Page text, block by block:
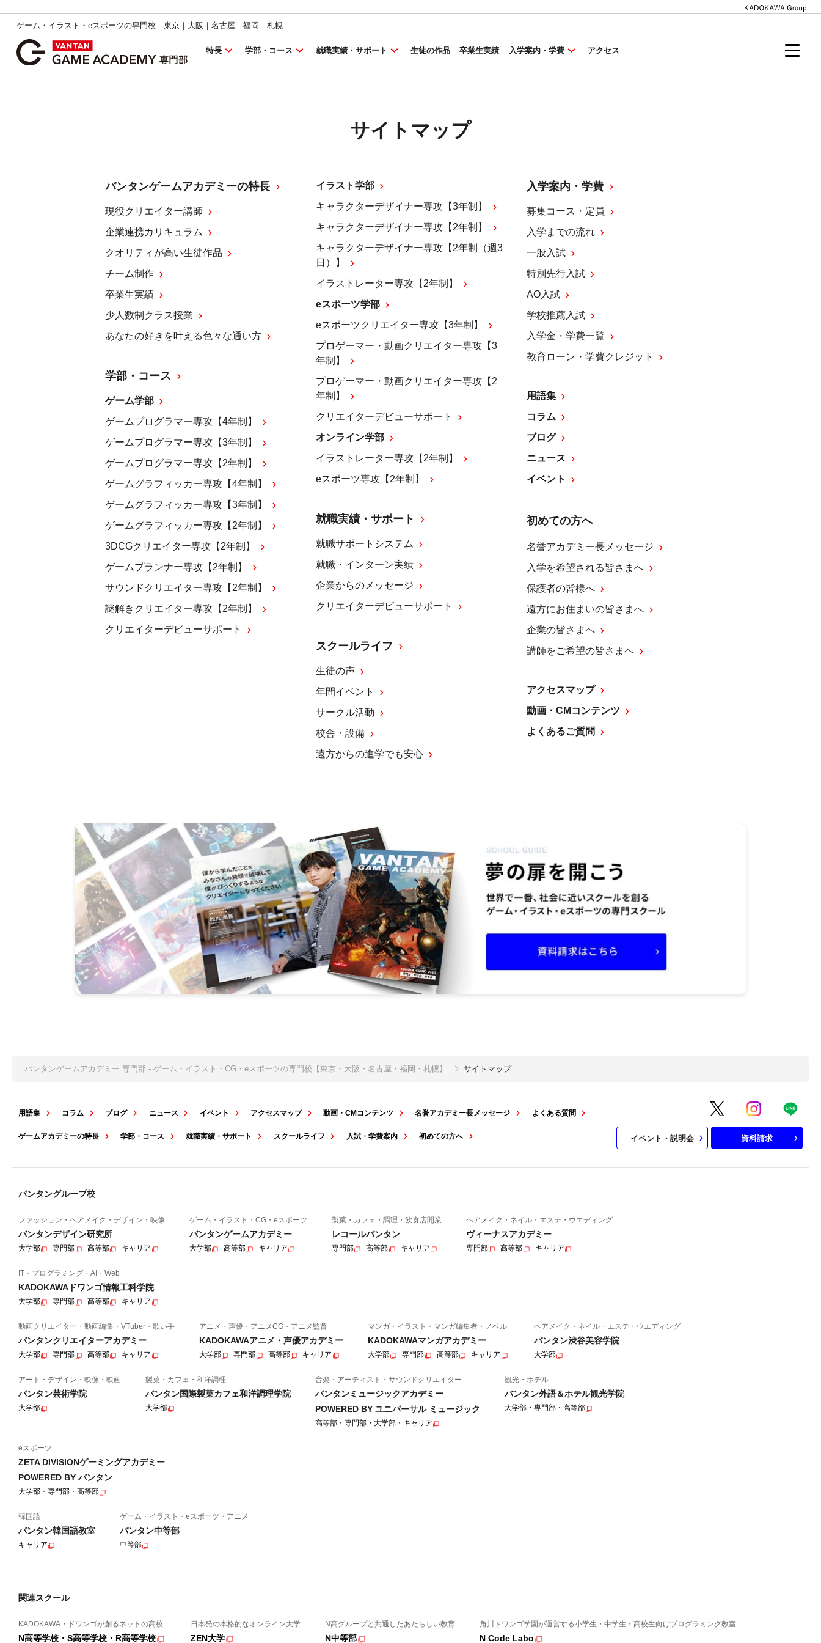
ゲーム・イラスト・eスポーツの専門校 東京｜大阪｜名古屋｜福岡｜札幌
特長 学部・コース 就職実績・サポート 生徒の作品 卒業生実績 入学案内・学費 アクセス
サイトマップ
バンタンゲームアカデミーの特長
現役クリエイター講師
企業連携カリキュラム
クオリティが高い生徒作品
チーム制作
卒業生実績
少人数制クラス授業
あなたの好きを叶える⾊々な通い⽅
学部・コース
ゲーム学部
ゲームプログラマー専攻【4年制】
ゲームプログラマー専攻【3年制】
ゲームプログラマー専攻【2年制】
ゲームグラフィッカー専攻【4年制】
ゲームグラフィッカー専攻【3年制】
ゲームグラフィッカー専攻【2年制】
3DCGクリエイター専攻【2年制】
ゲームプランナー専攻【2年制】
サウンドクリエイター専攻【2年制】
謎解きクリエイター専攻【2年制】
クリエイターデビューサポート
イラスト学部
キャラクターデザイナー専攻【3年制】
キャラクターデザイナー専攻【2年制】
キャラクターデザイナー専攻【2年制（週3
日）】
イラストレーター専攻【2年制】
eスポーツ学部
eスポーツクリエイター専攻【3年制】
プロゲーマー・動画クリエイター専攻【3
年制】
プロゲーマー・動画クリエイター専攻【2
年制】
クリエイターデビューサポート
オンライン学部
イラストレーター専攻【2年制】
eスポーツ専攻【2年制】
就職実績・サポート
就職サポートシステム
就職・インターン実績
企業からのメッセージ
クリエイターデビューサポート
スクールライフ
生徒の声
年間イベント
サークル活動
校舎・設備
遠方からの進学でも安心
入学案内・学費
募集コース・定員
入学までの流れ
一般入試
特別先行入試
AO入試
学校推薦入試
入学金・学費一覧
教育ローン・学費クレジット
用語集
コラム
ブログ
ニュース
イベント
初めての方へ
名誉アカデミー長メッセージ
入学を希望される皆さまへ
保護者の皆様へ
遠方にお住まいの皆さまへ
企業の皆さまへ
講師をご希望の皆さまへ
アクセスマップ
動画・CMコンテンツ
よくあるご質問
バンタンゲームアカデミー 専門部 - ゲーム・イラスト・CG・eスポーツの専門校【東京・大阪・名古屋・福岡・札幌】 サイトマップ
用語集 コラム ブログ ニュース イベント アクセスマップ 動画・CMコンテンツ 名誉アカデミー長メッセージ よくある質問
ゲームアカデミーの特長 学部・コース 就職実績・サポート スクールライフ 入試・学費案内 初めての方へ イベント・説明会 資料請求
バンタングループ校
ファッション・ヘアメイク・デザイン・映像
バンタンデザイン研究所
大学部 専門部 高等部 キャリア
ゲーム・イラスト・CG・eスポーツ
バンタンゲームアカデミー
大学部 高等部 キャリア
製菓・カフェ・調理・飲食店開業
レコールバンタン
専門部 高等部 キャリア
ヘアメイク・ネイル・エステ・ウエディング
ヴィーナスアカデミー
専門部 高等部 キャリア
IT・プログラミング・AI・Web
KADOKAWAドワンゴ情報工科学院
大学部 専門部 高等部 キャリア
動画クリエイター・動画編集・VTuber・歌い手
バンタンクリエイターアカデミー
大学部 専門部 高等部 キャリア
アニメ・声優・アニメCG・アニメ監督
KADOKAWAアニメ・声優アカデミー
大学部 専門部 高等部 キャリア
マンガ・イラスト・マンガ編集者・ノベル
KADOKAWAマンガアカデミー
大学部 専門部 高等部 キャリア
ヘアメイク・ネイル・エステ・ウエディング
バンタン渋谷美容学院
大学部
アート・デザイン・映像・映画
バンタン芸術学院
大学部
製菓・カフェ・和洋調理
バンタン国際製菓カフェ和洋調理学院
大学部
音楽・アーティスト・サウンドクリエイター
バンタンミュージックアカデミー
POWERED BY ユニバーサル ミュージック
高等部・専門部・大学部・キャリア
観光・ホテル
バンタン外語＆ホテル観光学院
大学部・専門部・高等部
eスポーツ
ZETA DIVISIONゲーミングアカデミー
POWERED BY バンタン
大学部・専門部・高等部
韓国語
バンタン韓国語教室
キャリア
ゲーム・イラスト・eスポーツ・アニメ
バンタン中等部
中等部
関連スクール
KADOKAWA・ドワンゴが創るネットの高校
N高等学校・S高等学校・R高等学校
日本発の本格的なオンライン大学
ZEN大学
N高グループと共通したあたらしい教育
N中等部
角川ドワンゴ学園が運営する小学生・中学生・高校生向けプログラミング教室
N Code Labo